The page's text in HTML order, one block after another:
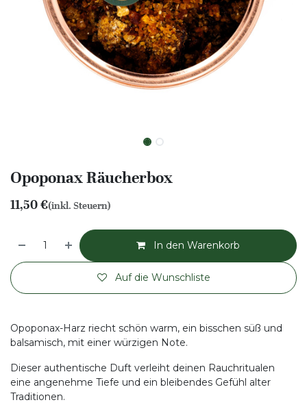
Opoponax Räucherbox
11,50€(inkl. Steuern)
In den Warenkorb
Auf die Wunschliste
Opoponax-Harz riecht schön warm, ein bisschen süß und
balsamisch, mit einer würzigen Note.
Dieser authentische Duft verleiht deinen Rauchritualen
eine angenehme Tiefe und ein bleibendes Gefühl alter
Traditionen.